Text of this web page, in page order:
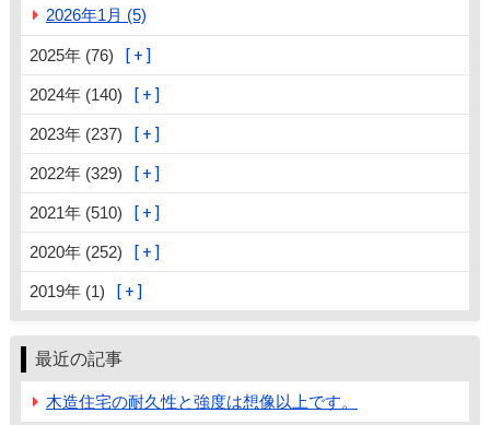
2026年1月 (5)
2025年 (76)
2024年 (140)
2023年 (237)
2022年 (329)
2021年 (510)
2020年 (252)
2019年 (1)
最近の記事
木造住宅の耐久性と強度は想像以上です。